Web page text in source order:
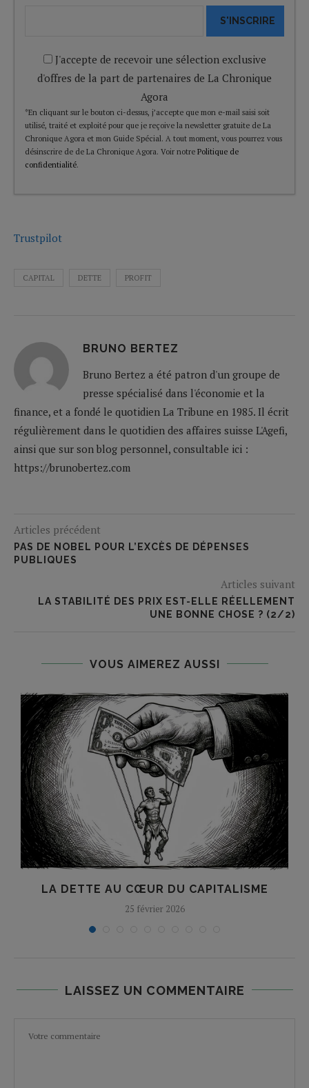
S'INSCRIRE
J'accepte de recevoir une sélection exclusive
d'offres de la part de partenaires de La Chronique
Agora
*En cliquant sur le bouton ci-dessus, j’accepte que mon e-mail saisi soit
utilisé, traité et exploité pour que je reçoive la newsletter gratuite de La
Chronique Agora et mon Guide Spécial. A tout moment, vous pourrez vous
désinscrire de de La Chronique Agora. Voir notre Politique de
confidentialité.
Trustpilot
CAPITAL DETTE PROFIT
BRUNO BERTEZ
Bruno Bertez a été patron d'un groupe de
presse spécialisé dans l'économie et la
finance, et a fondé le quotidien La Tribune en 1985. Il écrit
régulièrement dans le quotidien des affaires suisse L'Agefi,
ainsi que sur son blog personnel, consultable ici :
https://brunobertez.com
Articles précédent
PAS DE NOBEL POUR L’EXCÈS DE DÉPENSES
PUBLIQUES
Articles suivant
LA STABILITÉ DES PRIX EST-ELLE RÉELLEMENT
UNE BONNE CHOSE ? (2/2)
VOUS AIMEREZ AUSSI
LA DETTE AU CŒUR DU CAPITALISME
25 février 2026
LAISSEZ UN COMMENTAIRE